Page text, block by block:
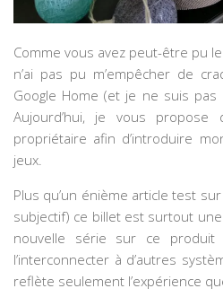
Comme vous avez peut-être pu
n’ai pas pu m’empêcher de
Google Home (et je ne suis pas
Aujourd’hui, je vous
propriétaire afin d’introduire
jeux.
Plus qu’un énième article test
subjectif) ce billet est surtout
nouvelle série sur ce
l’interconnecter à d’autres
reflète seulement l’expérience